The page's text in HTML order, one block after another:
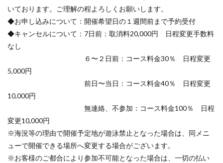
いております。ご理解の程よろしくお願いします。
◆お申し込みについて：開催希望日の１週間前まで予約受付
◆キャンセルについて：7日前：取消料20,000円 日程変更手数料
なし
６〜２日前：コース料金30％ 日程変更
5,000円
前日〜当日：コース料金40％ 日程変更
10,000円
無連絡、不参加：コース料金100％ 日程
変更10,000円
※海況等の理由で開催予定地が遊泳禁止となった場合は、同メニ
ューで開催できる場所へ変更する場合がございます。
※お客様のご都合により参加不可能となった場合は、一切の払い